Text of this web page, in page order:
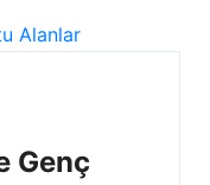
Genç